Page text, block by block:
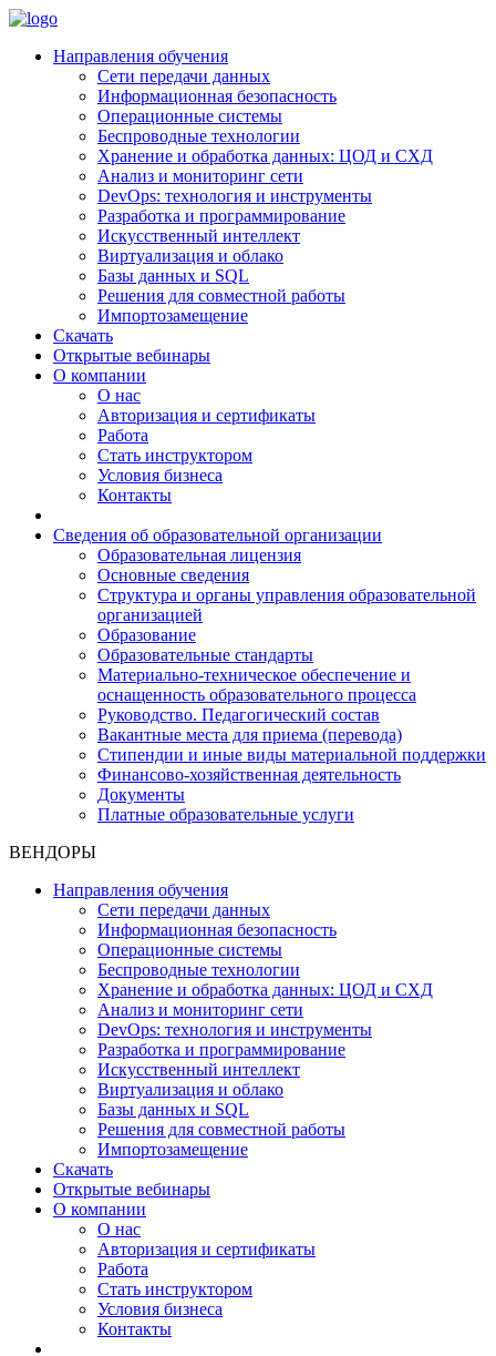
Направления обучения
Сети передачи данных
Информационная безопасность
Операционные системы
Беспроводные технологии
Хранение и обработка данных: ЦОД и СХД
Анализ и мониторинг сети
DevOps: технология и инструменты
Разработка и программирование
Искусственный интеллект
Виртуализация и облако
Базы данных и SQL
Решения для совместной работы
Импортозамещение
Скачать
Открытые вебинары
О компании
О нас
Авторизация и сертификаты
Работа
Стать инструктором
Условия бизнеса
Контакты
Сведения об образовательной организации
Образовательная лицензия
Основные сведения
Структура и органы управления образовательной
организацией
Образование
Образовательные стандарты
Материально-техническое обеспечение и
оснащенность образовательного процесса
Руководство. Педагогический состав
Вакантные места для приема (перевода)
Стипендии и иные виды материальной поддержки
Финансово-хозяйственная деятельность
Документы
Платные образовательные услуги
ВЕНДОРЫ
Направления обучения
Сети передачи данных
Информационная безопасность
Операционные системы
Беспроводные технологии
Хранение и обработка данных: ЦОД и СХД
Анализ и мониторинг сети
DevOps: технология и инструменты
Разработка и программирование
Искусственный интеллект
Виртуализация и облако
Базы данных и SQL
Решения для совместной работы
Импортозамещение
Скачать
Открытые вебинары
О компании
О нас
Авторизация и сертификаты
Работа
Стать инструктором
Условия бизнеса
Контакты